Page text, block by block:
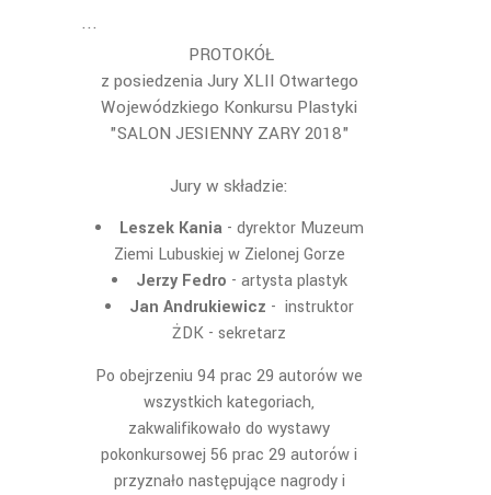
PROTOKÓŁ
z posiedzenia Jury XLII Otwartego
Wojewódzkiego Konkursu Plastyki
"SALON JESIENNY ZARY 2018"
Jury w składzie:
Leszek Kania- dyrektor Muzeum
Ziemi Lubuskiej w Zielonej Gorze
Jerzy Fedro - artysta plastyk
Jan Andrukiewicz - instruktor
ŻDK - sekretarz
Po obejrzeniu 94 prac 29 autorów we
wszystkich kategoriach,
zakwalifikowało do wystawy
pokonkursowej 56 prac 29 autorów i
przyznało następujące nagrody i